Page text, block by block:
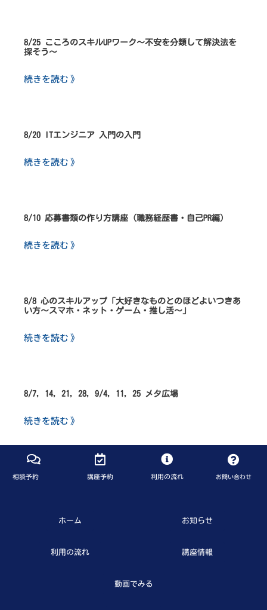
8/25 こころのスキルUPワーク～不安を分類して解決法を
探そう～
続きを読む 》
8/20 ITエンジニア 入門の入門
続きを読む 》
8/10 応募書類の作り方講座（職務経歴書・自己PR編）
続きを読む 》
8/8 心のスキルアップ「大好きなものとのほどよいつきあ
い方～スマホ・ネット・ゲーム・推し活～」
続きを読む 》
8/7, 14, 21, 28, 9/4, 11, 25 メタ広場
続きを読む 》
相談予約 講座予約 利用の流れ お問い合わせ
ホーム お知らせ
利用の流れ 講座情報
動画でみる